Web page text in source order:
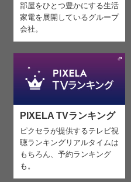
部屋をひとつ豊かにする生活
家電を展開しているグループ
会社。
PIXELA TVランキング
ピクセラが提供するテレビ視
聴ランキング リアルタイムは
もちろん、予約ランキング
も。